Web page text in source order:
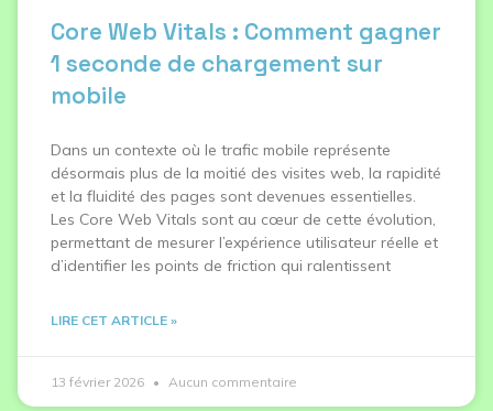
Core Web Vitals : Comment gagner
1 seconde de chargement sur
mobile
Dans un contexte où le trafic mobile représente
désormais plus de la moitié des visites web, la rapidité
et la fluidité des pages sont devenues essentielles.
Les Core Web Vitals sont au cœur de cette évolution,
permettant de mesurer l’expérience utilisateur réelle et
d’identifier les points de friction qui ralentissent
LIRE CET ARTICLE »
13 février 2026 Aucun commentaire